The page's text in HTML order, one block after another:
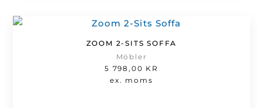
ZOOM 2-SITS SOFFA
Möbler
5 798,00 KR
ex. moms